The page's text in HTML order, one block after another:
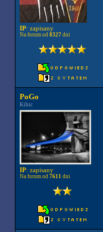
IP: zapisany
Na forum od 8327dni
PoGo
Kibic
IP: zapisany
Na forum od 7611 dni